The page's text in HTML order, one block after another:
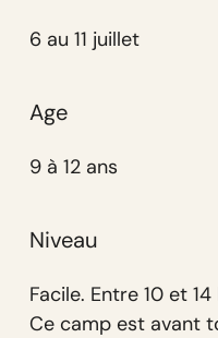
6 au 11 juillet
Age
9 à 12 ans
Niveau
Facile. Entre 10 et
Ce camp est avant